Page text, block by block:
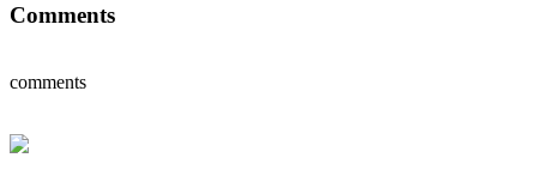
Comments
comments